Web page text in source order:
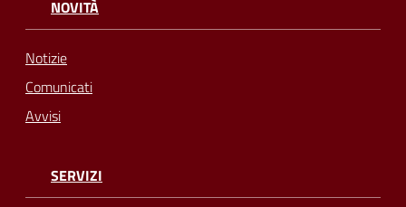
NOVITÀ
Notizie
Comunicati
Avvisi
SERVIZI